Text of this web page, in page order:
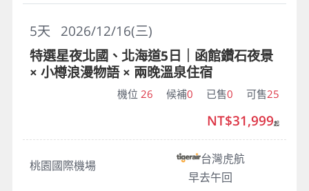
2026/12/16(三)
5天
特選星夜北國、北海道5日｜函館鑽石夜景
× 小樽浪漫物語 × 兩晚溫泉住宿
機位 26 候補0 已售0 可售25
桃園國際機場
台灣虎航
早去午回
NT$31,999起